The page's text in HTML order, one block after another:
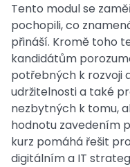
Tento modul se
pochopili, co
přináší. Kromě toho
kandidátům
potřebných k rozvoji
udržitelnosti a také
nezbytných k tomu,
hodnotu zavedením
kurz pomáhá řešit
digitálním a IT